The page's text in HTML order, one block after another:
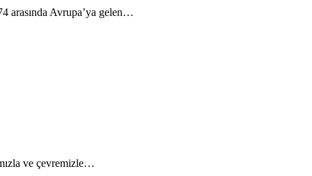
arasında Avrupa’ya gelen…
ve çevremizle…